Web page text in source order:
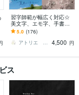
習字師範が幅広く対応☆
美文字、エモ字、手書き
します 商用利用OK◎ 筆
文字も、お洒落な英字も
お任せ下さい！
5.0 (176)
アトリエ Lapin
4,500 円
ス